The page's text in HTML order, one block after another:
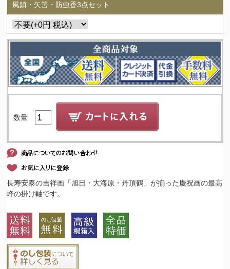
風鎮・矢筈・防虫香3点セット
数量
長寿安泰の吉祥画「旭日・大海原・丹頂鶴」が揃った慶祝画の最高
峰の掛け軸です。